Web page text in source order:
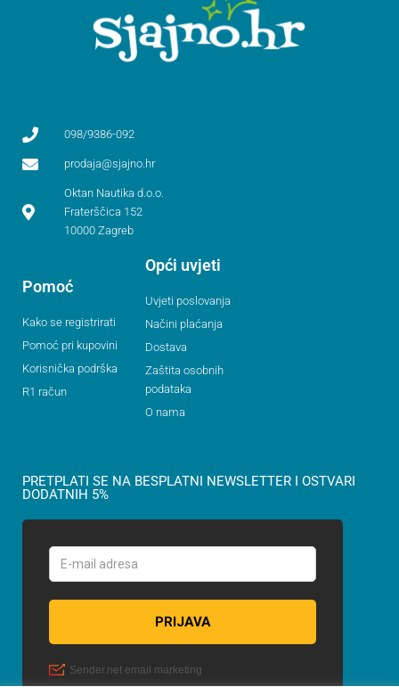
098/9386-092
prodaja@sjajno.hr
Oktan Nautika d.o.o.
Fraterščica 152
10000 Zagreb
Pomoć
Kako se registrirati
Pomoć pri kupovini
Korisnička podrška
R1 račun
Opći uvjeti
Uvjeti poslovanja
Načini plaćanja
Dostava
Zaštita osobnih
podataka
O nama
PRETPLATI SE NA BESPLATNI NEWSLETTER I OSTVARI
DODATNIH 5%